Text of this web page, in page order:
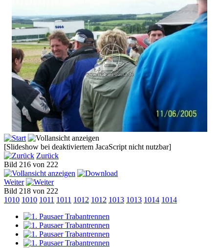
[Slideshow bei deaktiviertem JacaScript nicht nutzbar]
Zurück
Bild 216 von 222
Weiter
Bild 218 von 222
1010 1010 1011 1011 1012 1012 1013 1013 1014 1014